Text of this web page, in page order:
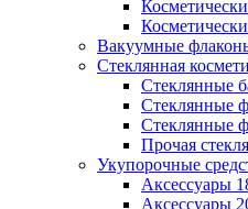
Вакуумные
Стеклянная
Стеклянные
Стеклянные
Стеклянные
Прочая
Укупорочные
Аксессуары
Аксессуары